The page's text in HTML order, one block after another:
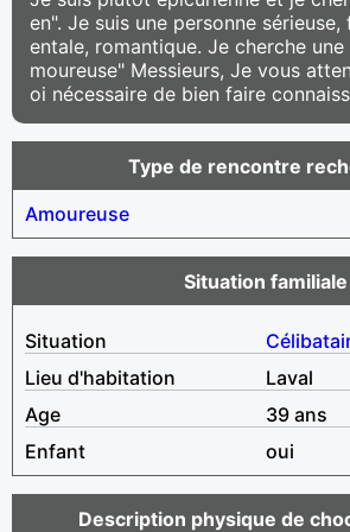
en". Je suis une personne sérieuse,
entale, romantique. Je cherche
moureuse" Messieurs, Je vous
oi nécessaire de bien faire
Type de rencontre
Amoureuse
Situation familiale
Situation
Lieu d'habitation
Laval
Age
39 ans
Enfant
oui
Description physique de